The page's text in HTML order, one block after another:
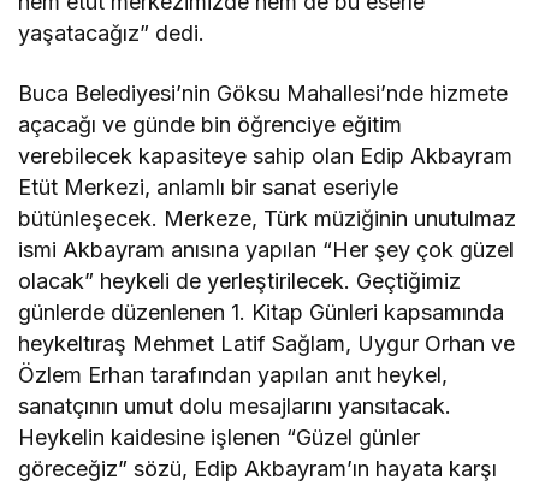
yaşatacağız” dedi.
Buca Belediyesi’nin Göksu Mahallesi’nde hizmete
açacağı ve günde bin öğrenciye eğitim
verebilecek kapasiteye sahip olan Edip Akbayram
Etüt Merkezi, anlamlı bir sanat eseriyle
bütünleşecek. Merkeze, Türk müziğinin unutulmaz
ismi Akbayram anısına yapılan “Her şey çok güzel
olacak” heykeli de yerleştirilecek. Geçtiğimiz
günlerde düzenlenen 1. Kitap Günleri kapsamında
heykeltıraş Mehmet Latif Sağlam, Uygur Orhan ve
Özlem Erhan tarafından yapılan anıt heykel,
sanatçının umut dolu mesajlarını yansıtacak.
Heykelin kaidesine işlenen “Güzel günler
göreceğiz” sözü, Edip Akbayram’ın hayata karşı